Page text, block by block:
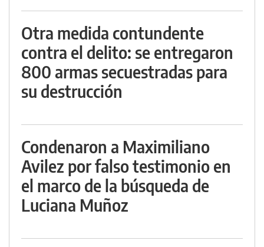
Otra medida contundente
contra el delito: se entregaron
800 armas secuestradas para
su destrucción
Condenaron a Maximiliano
Avilez por falso testimonio en
el marco de la búsqueda de
Luciana Muñoz